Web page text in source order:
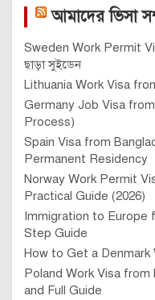
আমাদের ভিসা
Sweden Work Permit
ছাড়া সুইডেন
Lithuania Work Visa
Germany Job Visa
Process)
Spain Visa from
Permanent Residency
Norway Work Permit
Practical Guide (2026)
Immigration to Europe
Step Guide
How to Get a Denmark
Poland Work Visa
and Full Guide